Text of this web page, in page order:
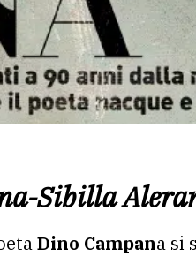
Sibilla
Dino Campana si